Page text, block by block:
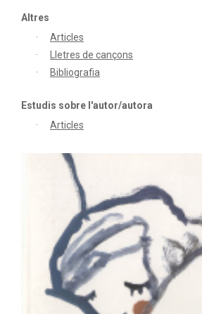
Altres
Articles
Lletres de cançons
Bibliografia
Estudis sobre l'autor/autora
Articles